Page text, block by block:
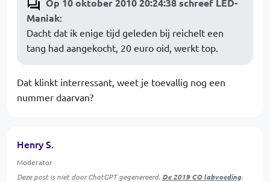
Op 10 oktober 2010 20:24:38 schreef LED-
Maniak:
Dacht dat ik enige tijd geleden bij reichelt een
tang had aangekocht, 20 euro oid, werkt top.
Dat klinkt interressant, weet je toevallig nog een
nummer daarvan?
Henry S.
Moderator
Deze post is niet door ChatGPT gegenereerd. De 2019 CO labvoeding.